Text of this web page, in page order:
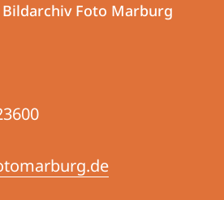
Foto Marburg